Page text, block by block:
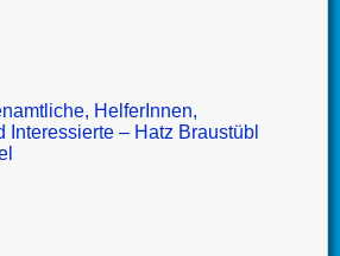
HelferInnen,
Interessierte – Hatz Braustübl